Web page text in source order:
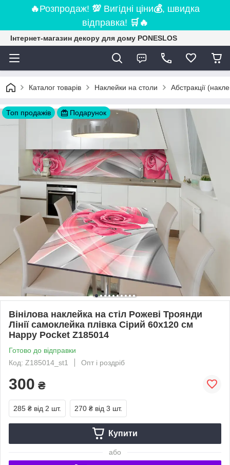
🔥Розпродаж! 💯 Вигідні ціни💰, швидка
відправка! 🛒 🔥
Інтернет-магазин декору для дому PONESLOS
Каталог товарів Наклейки на столи Абстракції
Топ продажів Подарунок
Вінілова наклейка на стіл Рожеві Троянди
Лінії самоклейка плівка Сірий 60х120 см
Happy Pocket Z185014
Готово до відправки
Код: Z185014_st1
Опт і роздріб
300 ₴
285 ₴ від 2 шт. 270 ₴ від 3 шт.
Купити
або